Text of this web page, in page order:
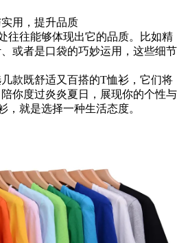
用，提升品质
往能够体现出它的品质。比如精
或者是口袋的巧妙运用，这些细节
既舒适又百搭的T恤衫，它们将
你度过炎炎夏日，展现你的个性与
，就是选择一种生活态度。